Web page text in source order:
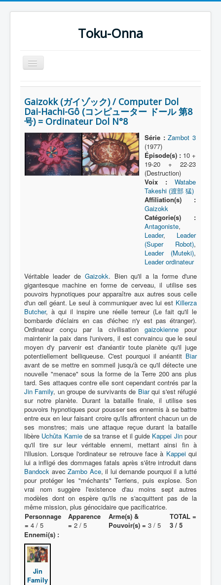
Toku-Onna
Basculer
la
Accueil
Toku-Actrices
Toku-Critiques
Séries
Films
COSAA
Équipe
Personnage
Transformation
Équipement
Mecha
Objet
Lieu
Épisode
Référence
Fanservice
Générique
Protagoniste
Entourage
Antagoniste
Monstre
Autre
Animal
Race
Archétype
Gaizokk (ガイゾック) / Computer Dol
Dai-Hachi-Gô (コンピューター ドール 第8
号) = Ordinateur Dol N°8
Série : Zambot 3
(1977)
Épisode(s) :10 +
19-20 + 22-23
(Destruction)
Voix :
Watabe
Takeshi (渡部 猛)
Affiliation(s) :
Gaizokk
Catégorie(s) :
Antagoniste,
Leader, Leader
(Super Robot),
Leader (Muteki),
Leader ordinateur
Véritable leader de Gaizokk. Bien qu'il a la forme d'une
gigantesque machine en forme de cerveau, il utilise ses
pouvoirs hypnotiques pour apparaître aux autres sous celle
d'un œil géant. Le seul à communiquer avec lui est Killerza
Butcher, à qui il inspire une réelle terreur (Le fait qu'il le
bombarde d'éclairs en cas d'échec n'y est pas étranger).
Ordinateur conçu par la civilisation gaizokienne pour
maintenir la paix dans l'univers, il est convaincu que le seul
moyen d'y parvenir est d'anéantir toute planète qu'il juge
potentiellement belliqueuse. C'est pourquoi il anéantit Biar
avant de se mettre en sommeil jusqu'à ce qu'il détecte une
nouvelle "menace" sous la forme de la Terre 200 ans plus
tard. Ses attaques contre elle sont cependant contrés par la
Jin Family, un groupe de survivants de Biarqui s'est réfugié
sur notre planète. Durant la bataille finale, il utilise ses
pouvoirs hypnotiques pour pousser ses ennemis à se battre
entre eux en leur faisant croire qu'ils affrontent chacun un de
ses monstres; mais une attaque reçue durant la bataille
libère Uchûta Kamiede sa transe et il guide Kappei Jinpour
qu'il tire sur leur véritable ennemi, mettant ainsi fin à
l'illusion. Lorsque l'ordinateur se retrouve face à Kappeiqui
lui a infligé des dommages fatals après s'être introduit dans
Bandock avec Zambo Ace, il lui demande pourquoi il a lutté
pour protéger les "méchants" Terriens, puis explose. Son
vrai nom suggère l'existence d'au moins sept autres
modèles dont on espère qu'ils ne s'acquittent pas de la
même mission, plus génocidaire que pacificatrice.
Personnage
= 4 / 5
Apparence
= 2 / 5
Arme(s) &
Pouvoir(s) = 3 / 5
TOTAL =
3 / 5
Ennemi(s) :
Jin
Family